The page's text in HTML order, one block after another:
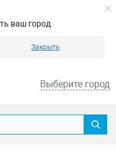
ваш город
Закрыть
Выберите город